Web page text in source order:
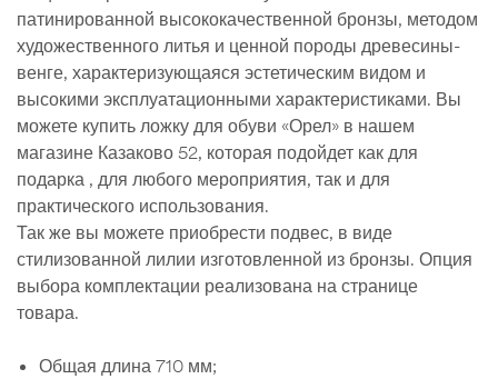
патинированной высококачественной бронзы, методом
художественного литья и ценной породы древесины-
венге, характеризующаяся эстетическим видом и
высокими эксплуатационными характеристиками. Вы
можете купить ложку для обуви «Орел» в нашем
магазине Казаково 52, которая подойдет как для
подарка , для любого мероприятия, так и для
практического использования.
Так же вы можете приобрести подвес, в виде
стилизованной лилии изготовленной из бронзы. Опция
выбора комплектации реализована на странице
товара.
Общая длина 710 мм;